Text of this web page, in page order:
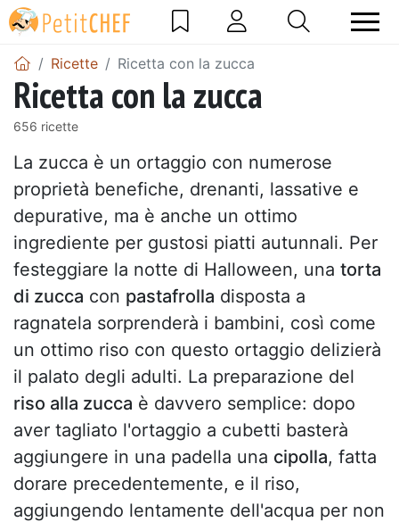
Ricette Ricetta con la zucca
Ricetta con la zucca
656 ricette
La zucca è un ortaggio con numerose
proprietà benefiche, drenanti, lassative e
depurative, ma è anche un ottimo
ingrediente per gustosi piatti autunnali. Per
festeggiare la notte di Halloween, una torta
di zucca con pastafrolla disposta a
ragnatela sorprenderà i bambini, così come
un ottimo riso con questo ortaggio delizierà
il palato degli adulti. La preparazione del
riso alla zucca è davvero semplice: dopo
aver tagliato l'ortaggio a cubetti basterà
aggiungere in una padella una cipolla, fatta
dorare precedentemente, e il riso,
aggiungendo lentamente dell'acqua per non